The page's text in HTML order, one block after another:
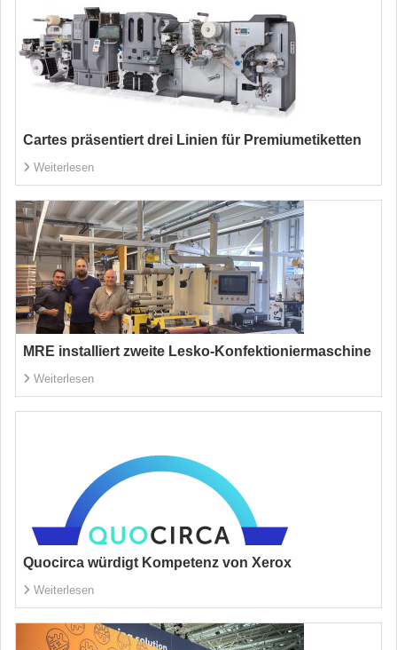
Cartes präsentiert drei Linien für Premiumetiketten
Weiterlesen
MRE installiert zweite Lesko-Konfektioniermaschine
Weiterlesen
Quocirca würdigt Kompetenz von Xerox
Weiterlesen